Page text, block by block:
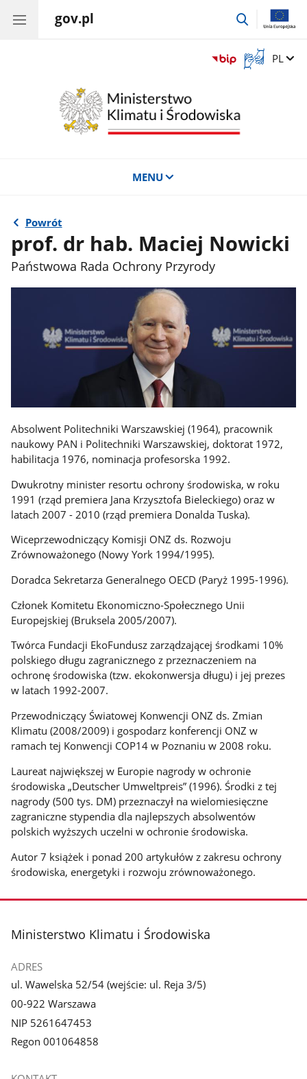
gov.pl
przejdź
Otwórz
okno
Zmień
PL
MENU
Powrót
prof. dr hab. Maciej Nowicki
Państwowa Rada Ochrony Przyrody
Absolwent Politechniki Warszawskiej (1964), pracownik
naukowy PAN i Politechniki Warszawskiej, doktorat 1972,
habilitacja 1976, nominacja profesorska 1992.
Dwukrotny minister resortu ochrony środowiska, w roku
1991 (rząd premiera Jana Krzysztofa Bieleckiego) oraz w
latach 2007 - 2010 (rząd premiera Donalda Tuska).
Wiceprzewodniczący Komisji ONZ ds. Rozwoju
Zrównoważonego (Nowy York 1994/1995).
Doradca Sekretarza Generalnego OECD (Paryż 1995-1996).
Członek Komitetu Ekonomiczno-Społecznego Unii
Europejskiej (Bruksela 2005/2007).
Twórca Fundacji EkoFundusz zarządzającej środkami 10%
polskiego długu zagranicznego z przeznaczeniem na
ochronę środowiska (tzw. ekokonwersja długu) i jej prezes
w latach 1992-2007.
Przewodniczący Światowej Konwencji ONZ ds. Zmian
Klimatu (2008/2009) i gospodarz konferencji ONZ w
ramach tej Konwencji COP14 w Poznaniu w 2008 roku.
Laureat największej w Europie nagrody w ochronie
środowiska „Deutscher Umweltpreis” (1996). Środki z tej
nagrody (500 tys. DM) przeznaczył na wielomiesięczne
zagraniczne stypendia dla najlepszych absolwentów
polskich wyższych uczelni w ochronie środowiska.
Autor 7 książek i ponad 200 artykułów z zakresu ochrony
środowiska, energetyki i rozwoju zrównoważonego.
stopka
Ministerstwo Klimatu i Środowiska
ADRES
ul. Wawelska 52/54 (wejście: ul. Reja 3/5)
00-922 Warszawa
NIP 5261647453
Regon 001064858